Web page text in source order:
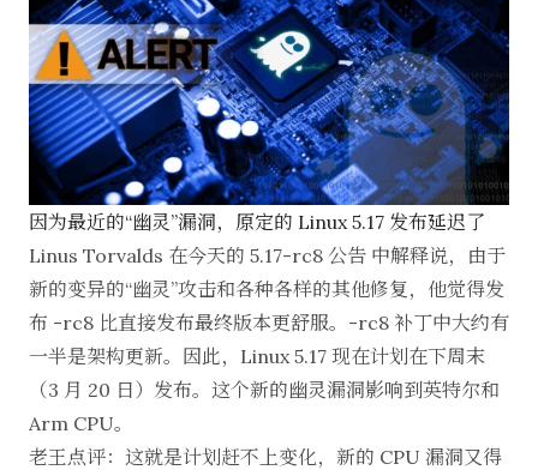
因为最近的“幽灵”漏洞，原定的 Linux 5.17 发布延迟了
Linus Torvalds 在今天的 5.17-rc8 公告 中解释说，由于
新的变异的“幽灵”攻击和各种各样的其他修复，他觉得发
布 -rc8 比直接发布最终版本更舒服。-rc8 补丁中大约有
一半是架构更新。因此，Linux 5.17 现在计划在下周末
（3 月 20 日）发布。这个新的幽灵漏洞影响到英特尔和
Arm CPU。
老王点评：这就是计划赶不上变化，新的 CPU 漏洞又得